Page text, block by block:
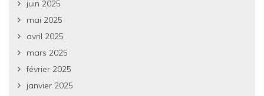
juin 2025
mai 2025
avril 2025
mars 2025
février 2025
janvier 2025